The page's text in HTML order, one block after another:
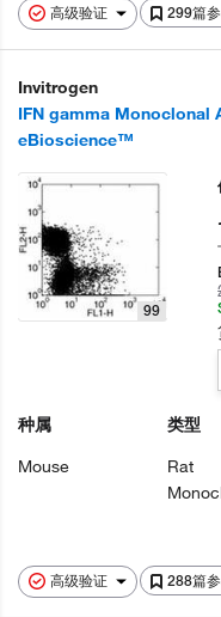
高级验证 299篇
Invitrogen
IFN gamma Monoclonal
eBioscience™
高级验证 288篇
99
种属
Mouse
类型
Rat